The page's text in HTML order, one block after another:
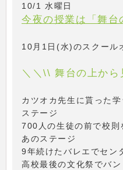
10/1 水曜日
今夜の授業は「舞台
10月1日(水)のスクール
＼＼\\ 舞台の上か
カツオカ先生に貰った
ステージ
700人の生徒の前で校則
あのステージ
9年続けたバレエでセン
高校最後の文化祭でバ